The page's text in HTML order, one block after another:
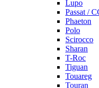
Lupo
Passat /
Phaeton
Polo
Scirocco
Sharan
T-Roc
Tiguan
Touareg
Touran